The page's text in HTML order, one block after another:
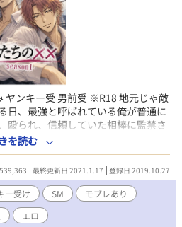
ンキー受 男前受 ※R18 地元じゃ敵
日、最強と呼ばれている俺が普通に
殴られ、信頼していた相棒に監禁さ
高校生、不良受、拘束、監禁、鬼
(注)はスカトロジーあり♡ ■長谷
脱色しすぎで灰色の髪の毛、硬
ツイツリ目。 喧嘩は強すぎて敵う
ってはいるが、万年赤点。思考回
ら美少年だった康史を守るうちにい
れ、北高の鬼のハセガワと周囲で
を読む
最終更新日 2021.1.17 登録日 2019.10.27
ー受け SM
モブレあり
エロ